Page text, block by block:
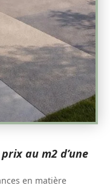
au m2 d’une
en matière